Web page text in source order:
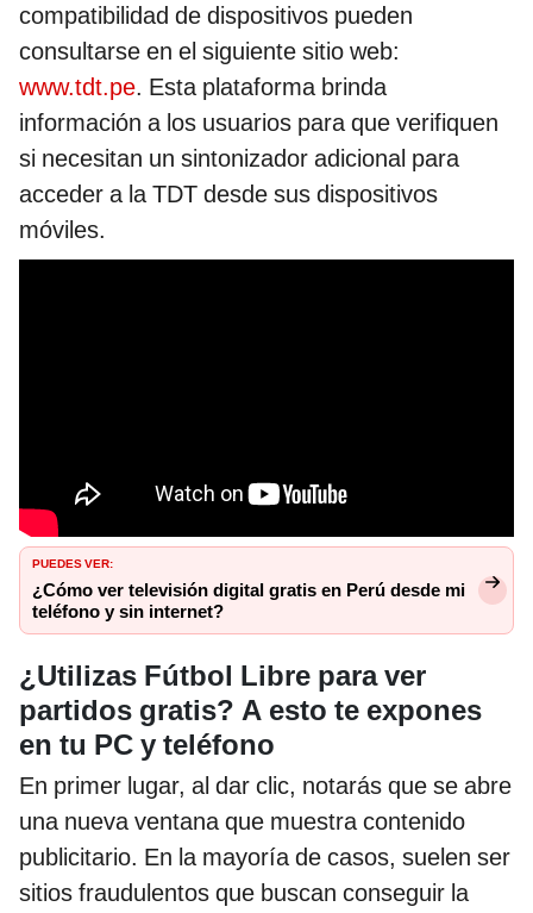
compatibilidad de dispositivos pueden
consultarse en el siguiente sitio web:
www.tdt.pe. Esta plataforma brinda
información a los usuarios para que verifiquen
si necesitan un sintonizador adicional para
acceder a la TDT desde sus dispositivos
móviles.
PUEDES VER:
¿Cómo ver televisión digital gratis en Perú desde mi
teléfono y sin internet?
¿Utilizas Fútbol Libre para ver
partidos gratis? A esto te expones
en tu PC y teléfono
En primer lugar, al dar clic, notarás que se abre
una nueva ventana que muestra contenido
publicitario. En la mayoría de casos, suelen ser
sitios fraudulentos que buscan conseguir la